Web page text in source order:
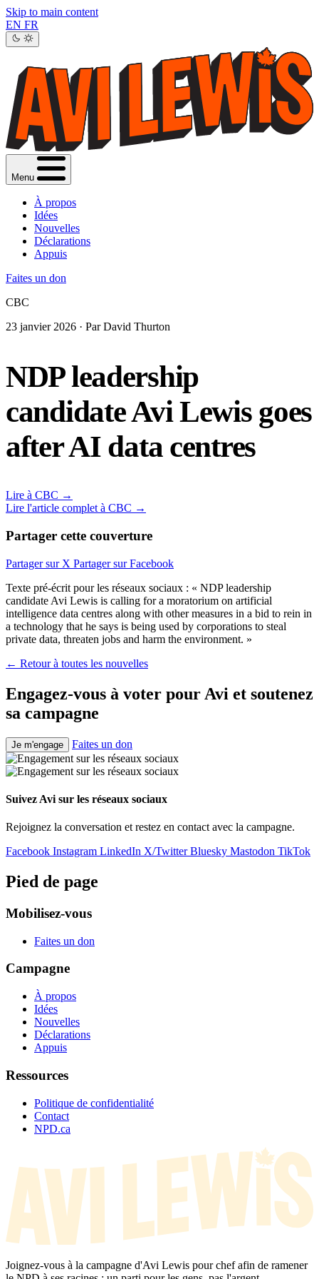
Skip to main content
EN FR
Menu
À propos
Idées
Nouvelles
Déclarations
Appuis
Faites un don
CBC
23 janvier 2026 · Par David Thurton
NDP leadership
candidate Avi Lewis goes
after AI data centres
Lire à CBC →
Lire l'article complet à CBC →
Partager cette couverture
Partager sur X Partager sur Facebook
Texte pré-écrit pour les réseaux sociaux : « NDP leadership
candidate Avi Lewis is calling for a moratorium on artificial
intelligence data centres along with other measures in a bid to rein in
a technology that he says is being used by corporations to steal
private data, threaten jobs and harm the environment. »
← Retour à toutes les nouvelles
Engagez-vous à voter pour Avi et soutenez
sa campagne
Je m'engage Faites un don
Suivez Avi sur les réseaux sociaux
Rejoignez la conversation et restez en contact avec la campagne.
Facebook Instagram LinkedIn X/TwitterBluesky Mastodon TikTok
Pied de page
Mobilisez-vous
Faites un don
Campagne
À propos
Idées
Nouvelles
Déclarations
Appuis
Ressources
Politique de confidentialité
Contact
NPD.ca
Joignez-vous à la campagne d'Avi Lewis pour chef afin de ramener